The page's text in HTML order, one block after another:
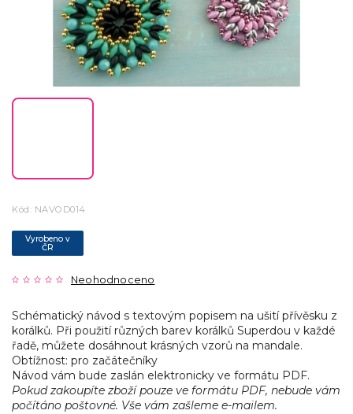
Kód: NAVOD014
Vyrobeno v
ČR
Neohodnoceno
Schématický návod s textovým popisem na ušití přívěsku z
korálků. Při použití různých barev korálků Superdou v každé
řadě, můžete dosáhnout krásných vzorů na mandale.
Obtížnost: pro začátečníky
Návod vám bude zaslán elektronicky ve formátu PDF.
Pokud zakoupíte zboží pouze ve formátu PDF, nebude vám
počítáno poštovné. Vše vám zašleme e-mailem.